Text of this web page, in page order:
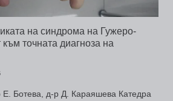
на синдрома на Гужеро-
точната диагноза на
Ботева, д-р Д. Караяшева Катедра